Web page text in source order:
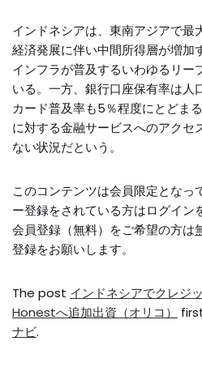
インドネシアは、東南アジアで最
経済発展に伴い中間所得層が増加
インフラが普及するいわゆるリー
いる。一方、銀行口座保有率は人
カード普及率も5％程度にとどま
に対する金融サービスへのアクセ
ない状況だという。
このコンテンツは会員限定となっ
ー登録をされている方はログイン
会員登録（無料）をご希望の方は
登録をお願いします。
The post インドネシアでクレジ
Honestへ追加出資（オリコ）
ナビ.